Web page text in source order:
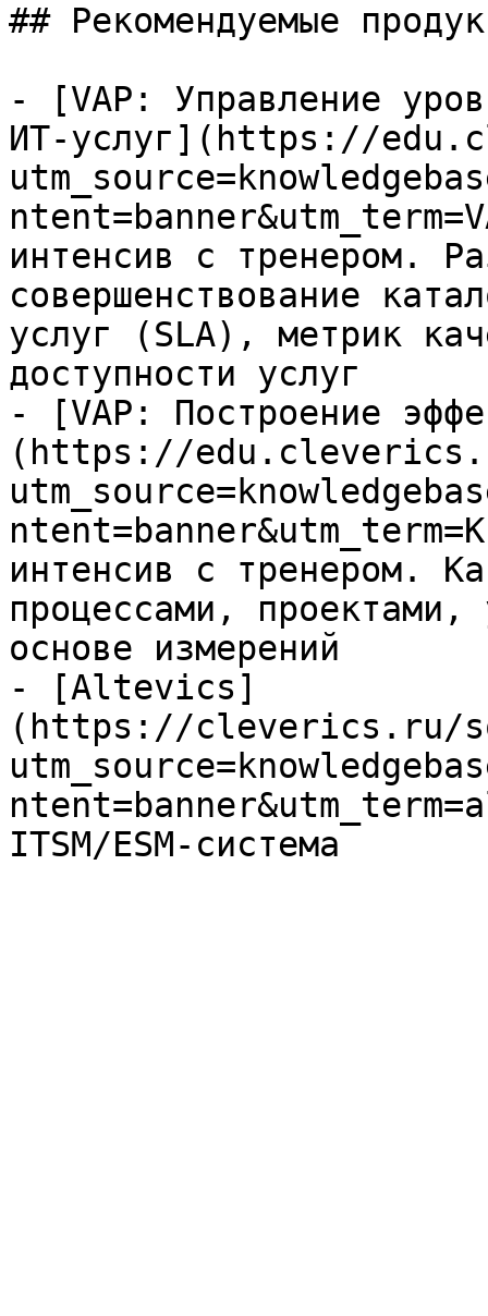
## Рекомендуемые
- [VAP: Управление
ИТ-услуг](https://
интенсив с тренером.
совершенствование
услуг (SLA), метрик
доступности услуг
- [VAP: Построение
(https://
интенсив с тренером.
процессами, проектами,
основе измерений
- [Altevics]
(https://cleverics.ru/
ITSM/ESM-система